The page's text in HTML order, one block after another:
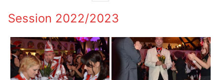
Session 2022/2023